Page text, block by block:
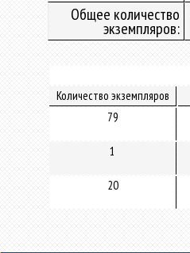
Общее количество
экземпляров:
Количество экземпляров
79
1
20